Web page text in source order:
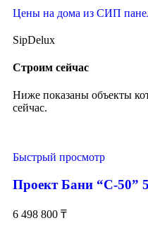
Цены на дома из СИП
SipDelux
Строим сейчас
Ниже показаны объекты
сейчас.
Быстрый просмотр
Проект Бани “С-50”
6 498 800 ₸